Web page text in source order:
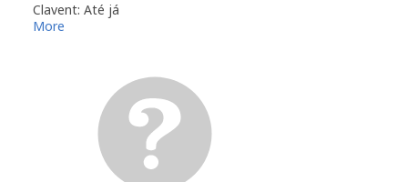
Clavent: Até já
More